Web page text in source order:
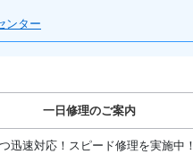
ンター
一日修理のご案内
迅速対応！スピード修理を実施中！